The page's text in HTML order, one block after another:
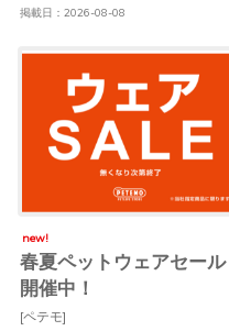
掲載日：2026-08-08
new!
春夏ペットウェアセール
開催中！
[ペテモ]